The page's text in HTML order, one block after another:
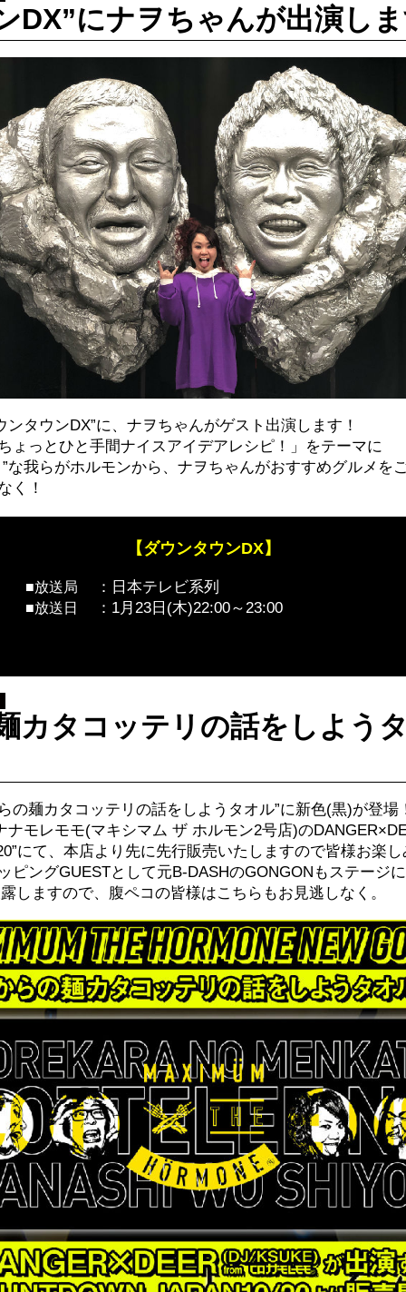
DX”にナヲちゃんが出演し
ンタウンDX”に、ナヲちゃんがゲスト出演します！
ょっとひと手間ナイスアイデアレシピ！」をテーマに
な我らがホルモンから、ナヲちゃんがおすすめグルメを
く！
【ダウンタウンDX】
放送局
放送日
：日本テレビ系列
：1月23日(木)22:00～23:00
カタコッテリの話をしよう
の麺カタコッテリの話をしようタオル”に新色(黒)が登場
ナモレモモ(マキシマム ザ ホルモン2号店)の
にて、本店より先に先行販売いたしますので皆様お楽
ピングGUESTとして元B-DASHのGONGONもステージ
しますので、腹ペコの皆様はこちらもお見逃しなく。